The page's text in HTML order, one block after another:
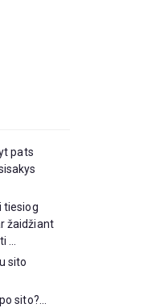
pats
tiesiog
žaidžiant
sito
sito?...